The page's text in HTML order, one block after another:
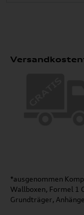
*ausgenommen
Wallboxen, Formel 1
Grundträger,